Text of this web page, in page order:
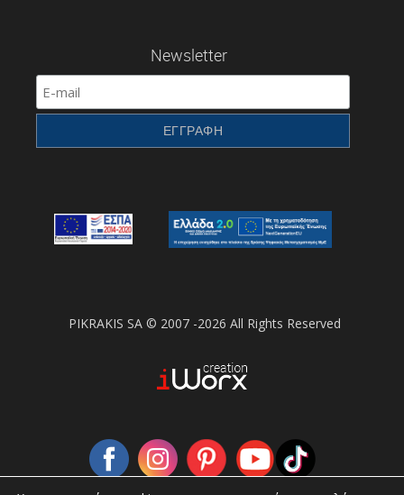
Newsletter
PIKRAKIS SA © 2007 -2026 All Rights Reserved